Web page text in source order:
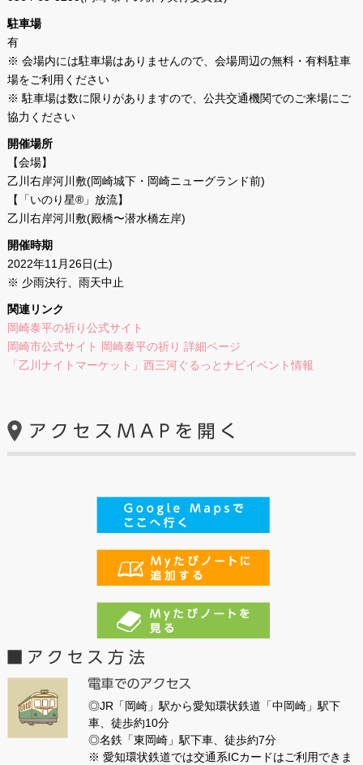
駐車場
有
※ 会場内には駐車場はありませんので、会場周辺の無料・有料駐車
場をご利用ください
※ 駐車場は数に限りがありますので、公共交通機関でのご来場にご
協力ください
開催場所
【会場】
乙川右岸河川敷(岡崎城下・岡崎ニューグランド前)
【「いのり星®」放流】
乙川右岸河川敷(殿橋〜潜水橋左岸)
開催時期
2022年11月26日(土)
※ 少雨決行、雨天中止
関連リンク
岡崎泰平の祈り公式サイト
岡崎市公式サイト 岡崎泰平の祈り 詳細ページ
「乙川ナイトマーケット」西三河ぐるっとナビイベント情報
◎JR「岡崎」駅から愛知環状鉄道「中岡崎」駅下
車、徒歩約10分
◎名鉄「東岡崎」駅下車、徒歩約7分
※ 愛知環状鉄道では交通系ICカードはご利用できま